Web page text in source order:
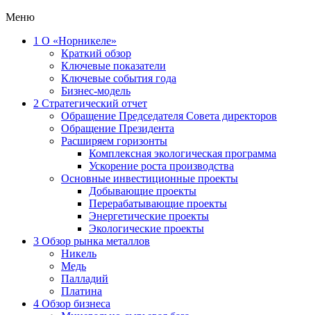
Меню
1 О «Норникеле»
Краткий обзор
Ключевые показатели
Ключевые события года
Бизнес-модель
2 Стратегический отчет
Обращение Председателя Совета директоров
Обращение Президента
Расширяем горизонты
Комплексная экологическая программа
Ускорение роста производства
Основные инвестиционные проекты
Добывающие проекты
Перерабатывающие проекты
Энергетические проекты
Экологические проекты
3 Обзор рынка металлов
Никель
Медь
Палладий
Платина
4 Обзор бизнеса